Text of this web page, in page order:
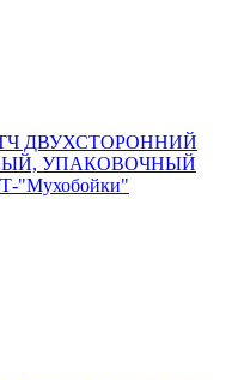
ДВУХСТОРОННИЙ
УПАКОВОЧНЫЙ